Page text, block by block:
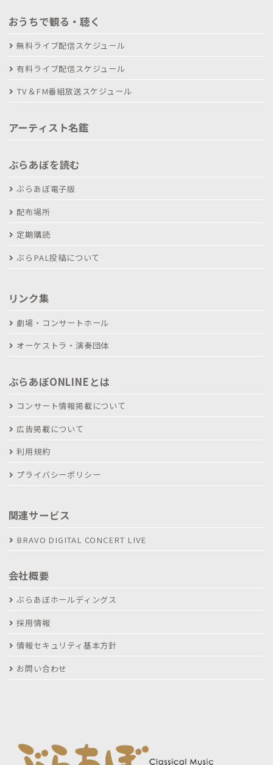
おうちで観る・聴く
無料ライブ配信スケジュール
有料ライブ配信スケジュール
TV＆FM番組放送スケジュール
アーティスト名鑑
ぶらあぼを読む
ぶらあぼ電子版
配布場所
定期購読
ぶらPAL投稿について
リンク集
劇場・コンサートホール
オーケストラ・演奏団体
ぶらあぼONLINEとは
コンサート情報掲載について
広告掲載について
利用規約
プライバシーポリシー
関連サービス
BRAVO DIGITAL CONCERT LIVE
会社概要
ぶらあぼホールディングス
採用情報
情報セキュリティ基本方針
お問い合わせ